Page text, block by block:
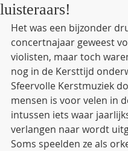
luisteraars!
Het was een bijzonder
concertnajaar geweest
violisten, maar toch
nog in de Kersttijd
Sfeervolle Kerstmuziek
mensen is voor velen in
intussen iets waar
verlangen naar wordt
Soms speelden ze als